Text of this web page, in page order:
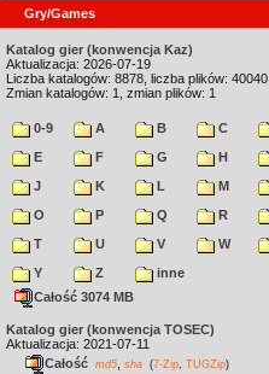
Gry/Games
Katalog gier (konwencja Kaz)
Aktualizacja: 2026-07-19
Liczba katalogów: 8878, liczba plików: 40040
Zmian katalogów: 1, zmian plików: 1
0-9 A B C
E
F G H
J
K L M
O
P Q R
T
U V W
Y
Z
inne
Całość 3074 MB
Katalog gier (konwencja TOSEC)
Aktualizacja: 2021-07-11
Całość md5 sha (7-Zip TUGZip)